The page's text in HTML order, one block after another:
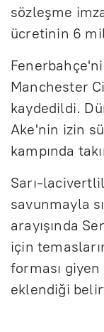
sözleşme
ücretinin 6
Manchester
kaydedildi.
Ake'nin izin
kampında
Sarı-
savunmayla
arayışında
için
forması
eklendiği